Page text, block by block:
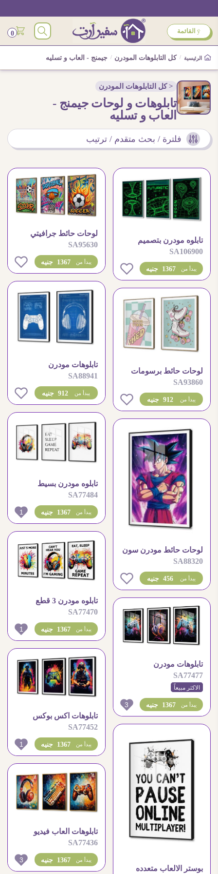
ÿ القائمة 0
الرئيسية / كل التابلوهات المودرن / جيمنج - العاب و تسليه
< كل التابلوهات المودرن
تابلوهات و لوحات جيمنج -
العاب و تسليه
فلترة / بحث متقدم / ترتيب
تابلوه مودرن بتصميم
انفاق مستقبلية رقمية
جذابة
SA106900
1367 جنيه يبدأ من 0
لوحات حائط جرافيتي
رياضي لكرة القدم والسلة
SA95630
1367 جنيه يبدأ من 0
لوحات حائط برسومات
باتيناج ومشروب طاقة
إيجابية
SA93860
912 جنيه يبدأ من
تابلوهات مودرن
مخططات اساسيه لمحبى
الالعاب الالكترونية
SA88941
912 جنيه يبدأ من
لوحات حائط مودرن سون
غوكو
SA88320
456 جنيه يبدأ من
تابلوه مودرن بسيط
لمحبى الالعاب الالكترونيه
SA77484
1367 جنيه يبدأ من 1
تابلوهات مودرن
بلايستيشن نيون ثلاث قطع
SA77477
الاكثر مبيعاً
1367 جنيه يبدأ من 3
تابلوه مودرن 3 قطع
لمحبى الالعاب الالكترونية
بالوان زاهية
SA77470
1367 جنيه يبدأ من 1
بوستر الالعاب متعدده
تابلوهات اكس بوكس
العاب الكترونية
SA77452
1367 جنيه يبدأ من 1
تابلوهات العاب فيديو
لمحبى الجيمنج
SA77436
1367 جنيه يبدأ من 3